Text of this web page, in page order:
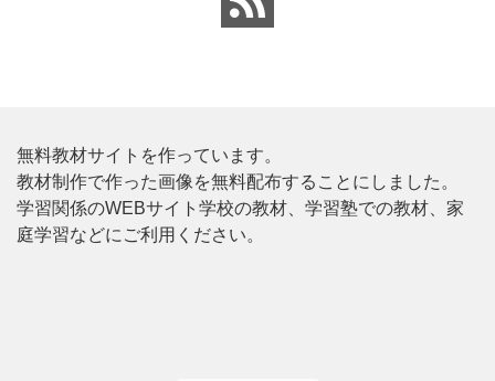
無料教材サイトを作っています。
教材制作で作った画像を無料配布することにしました。
学習関係のWEBサイト学校の教材、学習塾での教材、家
庭学習などにご利用ください。